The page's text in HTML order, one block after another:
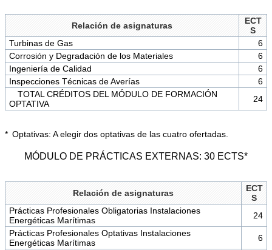
Relación de asignaturas
ECT
S
Turbinas de Gas
6
Corrosión y Degradación de los Materiales
6
Ingeniería de Calidad
6
Inspecciones Técnicas de Averías
6
TOTAL CRÉDITOS DEL MÓDULO DE FORMACIÓN
OPTATIVA
24
* Optativas: A elegir dos optativas de las cuatro ofertadas.
MÓDULO DE PRÁCTICAS EXTERNAS: 30 ECTS*
Relación de asignaturas
ECT
S
Prácticas Profesionales Obligatorias Instalaciones
Energéticas Marítimas
24
Prácticas Profesionales Optativas Instalaciones
Energéticas Marítimas
6